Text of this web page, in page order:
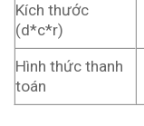
Kích thước
(d*c*r)
Hình thức thanh
toán